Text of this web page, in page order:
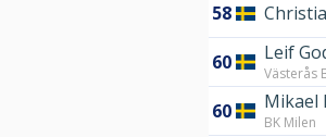
58
60 Leif
Västerås
60 Mikael
BK Milen